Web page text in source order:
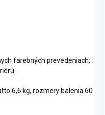
farebných prevedeniach,
6,6 kg, rozmery balenia 60